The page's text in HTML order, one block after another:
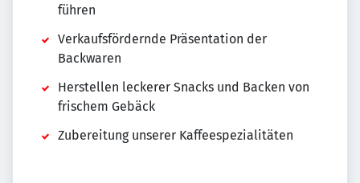
führen
Verkaufsfördernde Präsentation der
Backwaren
Herstellen leckerer Snacks und Backen von
frischem Gebäck
Zubereitung unserer Kaffeespezialitäten